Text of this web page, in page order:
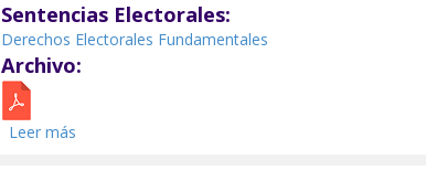
Sentencias Electorales:
Derechos Electorales Fundamentales
Archivo:
Leer más